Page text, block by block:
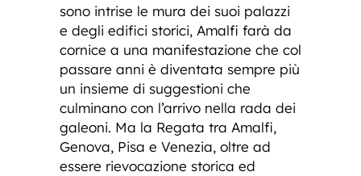
sono intrise le mura dei suoi palazzi
e degli edifici storici, Amalfi farà da
cornice a una manifestazione che col
passare anni è diventata sempre più
un insieme di suggestioni che
culminano con l’arrivo nella rada dei
galeoni. Ma la Regata tra Amalfi,
Genova, Pisa e Venezia, oltre ad
essere rievocazione storica ed